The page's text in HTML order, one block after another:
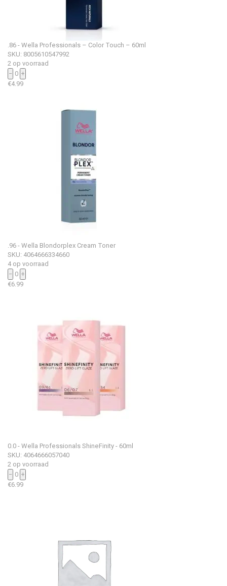
.86 - Wella Professionals – Color Touch – 60ml
SKU: 8005610547992
2 op voorraad
− 0 +
€4.99
.96 - Wella Blondorplex Cream Toner
SKU: 4064666334660
4 op voorraad
− 0 +
€6.99
0.0 - Wella Professionals ShineFinity - 60ml
SKU: 4064666057040
2 op voorraad
− 0 +
€6.99